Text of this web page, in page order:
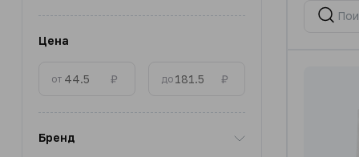
Цена
от ₽ до ₽
Бренд